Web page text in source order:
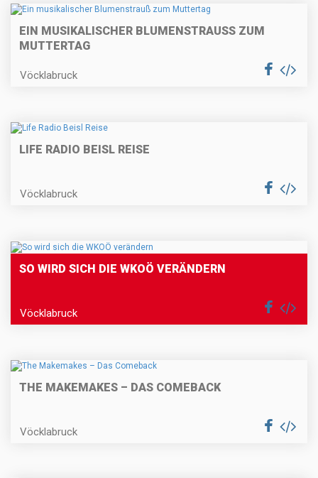
EIN MUSIKALISCHER BLUMENSTRAUSS ZUM M
UTTERTAG
Vöcklabruck
LIFE RADIO BEISL REISE
Vöcklabruck
SO WIRD SICH DIE WKOÖ VERÄNDERN
Vöcklabruck
THE MAKEMAKES – DAS COMEBACK
Vöcklabruck